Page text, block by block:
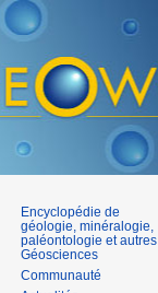
Encyclopédie de
géologie, minéralogie,
paléontologie et autres
Géosciences
Communauté